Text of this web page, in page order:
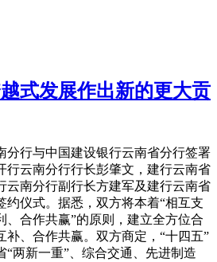
式发展作出新的更大贡
分行与中国建设银行云南省分行签署
行云南分行行长彭肇文，建行云南省
云南分行副行长方建军及建行云南省
约仪式。据悉，双方将本着“相互支
、合作共赢”的原则，建立全方位合
补、合作共赢。双方商定，“十四五”
“两新一重”、综合交通、先进制造